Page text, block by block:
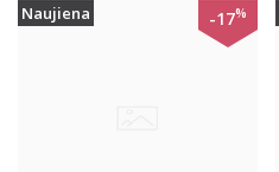
Naujiena -17%